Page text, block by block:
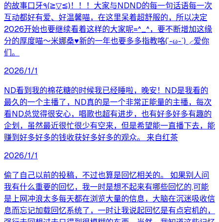
的故事口牙٩(≧▽≦)！！！大家与NDND的每一句话语每一次
互动都好有爱、好温馨喵，在这里呆着超舒服的，所以决定
2026开始也要继续看着这样的大家呢=^_^，要不断增加这缘
分的厚度喵～米娜桑♥新的一年也要多多指教咯(´-ω-`)╭爱你
们。
2026/1/1
ND看到我的棉花糖的时候我已经睡啦，晚安！ND是我看的
最久的一个主播了，ND真的是一个非常正能量的主播，每次
看ND总觉得很安心，唱歌也超有进步，也有好多好多有趣的
企划，虽然最近很忙很少有空来，但是希望能一直播下去，能
赚到好多好多的钱收获好多好多的观众。 来自红茶
2026/1/1
偷了自己以前的投稿，不过也算是回忆相关的。 如果别人问
我有什么重要的回忆，我一时是想不起来有哪些回忆的,可能
是上网冲浪太多每天都在浏览大量的信息，大脑在沉迷吸收信
息而忘记加载回忆系统了，一时让我说起回忆是有点宕机的，